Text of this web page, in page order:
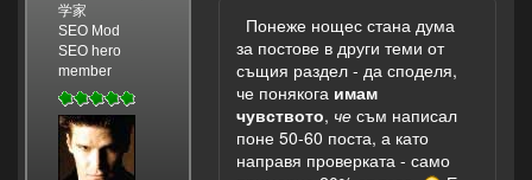
学家
SEO Mod
SEO hero
member
Понеже нощес стана дума
за постове в други теми от
същия раздел - да споделя,
че понякога имам
чувството, че съм написал
поне 50-60 поста, а като
направя проверката - само